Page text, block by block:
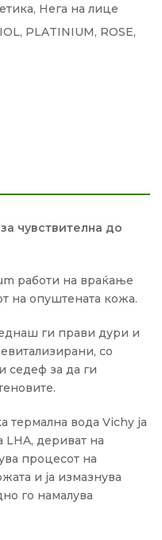
, Нега на лице
, PLATINIUM, ROSE,
чувствителна до
работи на враќање
на опуштената кожа.
ги прави дури и
со
седеф за да ги
термална вода Vichy ја
LHA, дериват на
процесот на
и ја измазнува
го намалува